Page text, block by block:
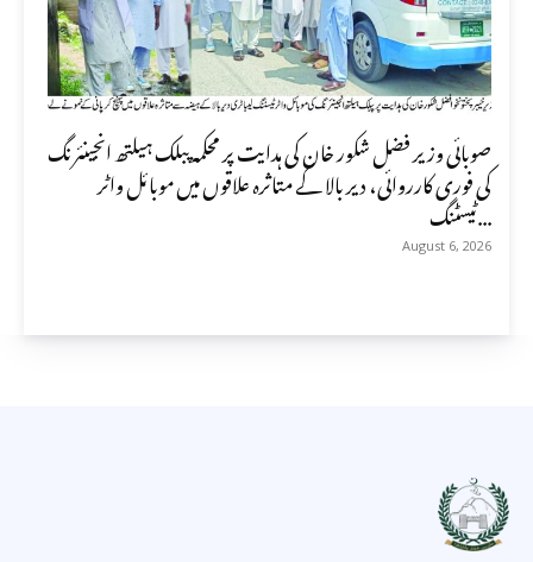
صوبائی وزیر فضل شکور خان کی ہدایت پر محکمہ پبلک ہیلتھ انجینئرنگ
کی فوری کارروائی، دیر بالا کے متاثرہ علاقوں میں موبائل واٹر
ٹیسٹنگ...
August 6, 2026